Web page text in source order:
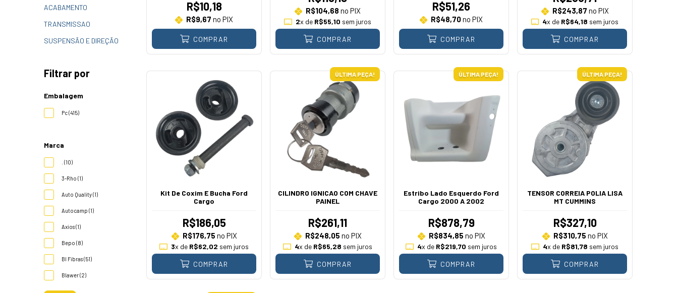
ACABAMENTO
TRANSMISSAO
SUSPENSÃO E DIREÇÃO
Filtrar por
Embalagem
Pc (415)
Marca
. (10)
3-Rho (1)
Auto Quality (1)
Autocamp (1)
Axios (1)
Bepo (8)
Bl Fibras (51)
Blawer (2)
R$10,18
R$9,67 no PIX
COMPRAR
R$104,68 no PIX
2x de R$55,10 sem juros
COMPRAR
R$51,26
R$48,70no PIX
COMPRAR
R$243,87 no PIX
4x de R$64,18 sem juros
COMPRAR
Kit De Coxim E Bucha Ford
Cargo
R$186,05
R$176,75 no PIX
3x de R$62,02 sem juros
COMPRAR
ÚLTIMA PEÇA!
CILINDRO IGNICAO COM CHAVE
PAINEL
R$261,11
R$248,05 no PIX
4x de R$65,28 sem juros
COMPRAR
ÚLTIMA PEÇA!
Estribo Lado Esquerdo Ford
Cargo 2000 A 2002
R$878,79
R$834,85 no PIX
4x de R$219,70 sem juros
COMPRAR
ÚLTIMA PEÇA!
TENSOR CORREIA POLIA LISA
MT CUMMINS
R$327,10
R$310,75 no PIX
4x de R$81,78 sem juros
COMPRAR